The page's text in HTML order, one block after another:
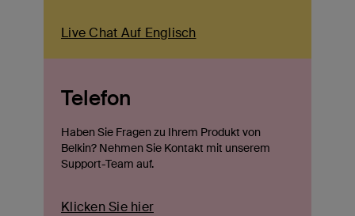
Live Chat Auf Englisch
Telefon
Haben Sie Fragen zu Ihrem Produkt von
Belkin? Nehmen Sie Kontakt mit unserem
Support-Team auf.
Klicken Sie hier